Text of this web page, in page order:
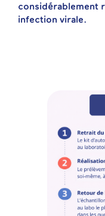
considérablement
infection virale.